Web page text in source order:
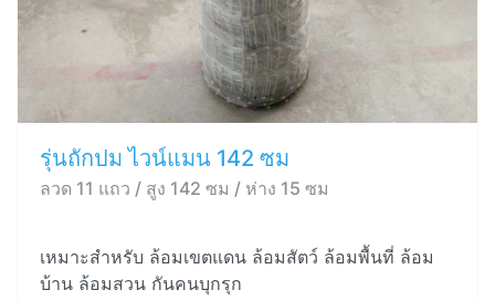
รุ่นถักปม ไวน์แมน 142 ซม
ลวด 11 แถว / สูง 142 ซม / ห่าง 15 ซม
เหมาะสำหรับ ล้อมเขตแดน ล้อมสัตว์ ล้อมพื้นที่ ล้อม
บ้าน ล้อมสวน กันคนบุกรุก